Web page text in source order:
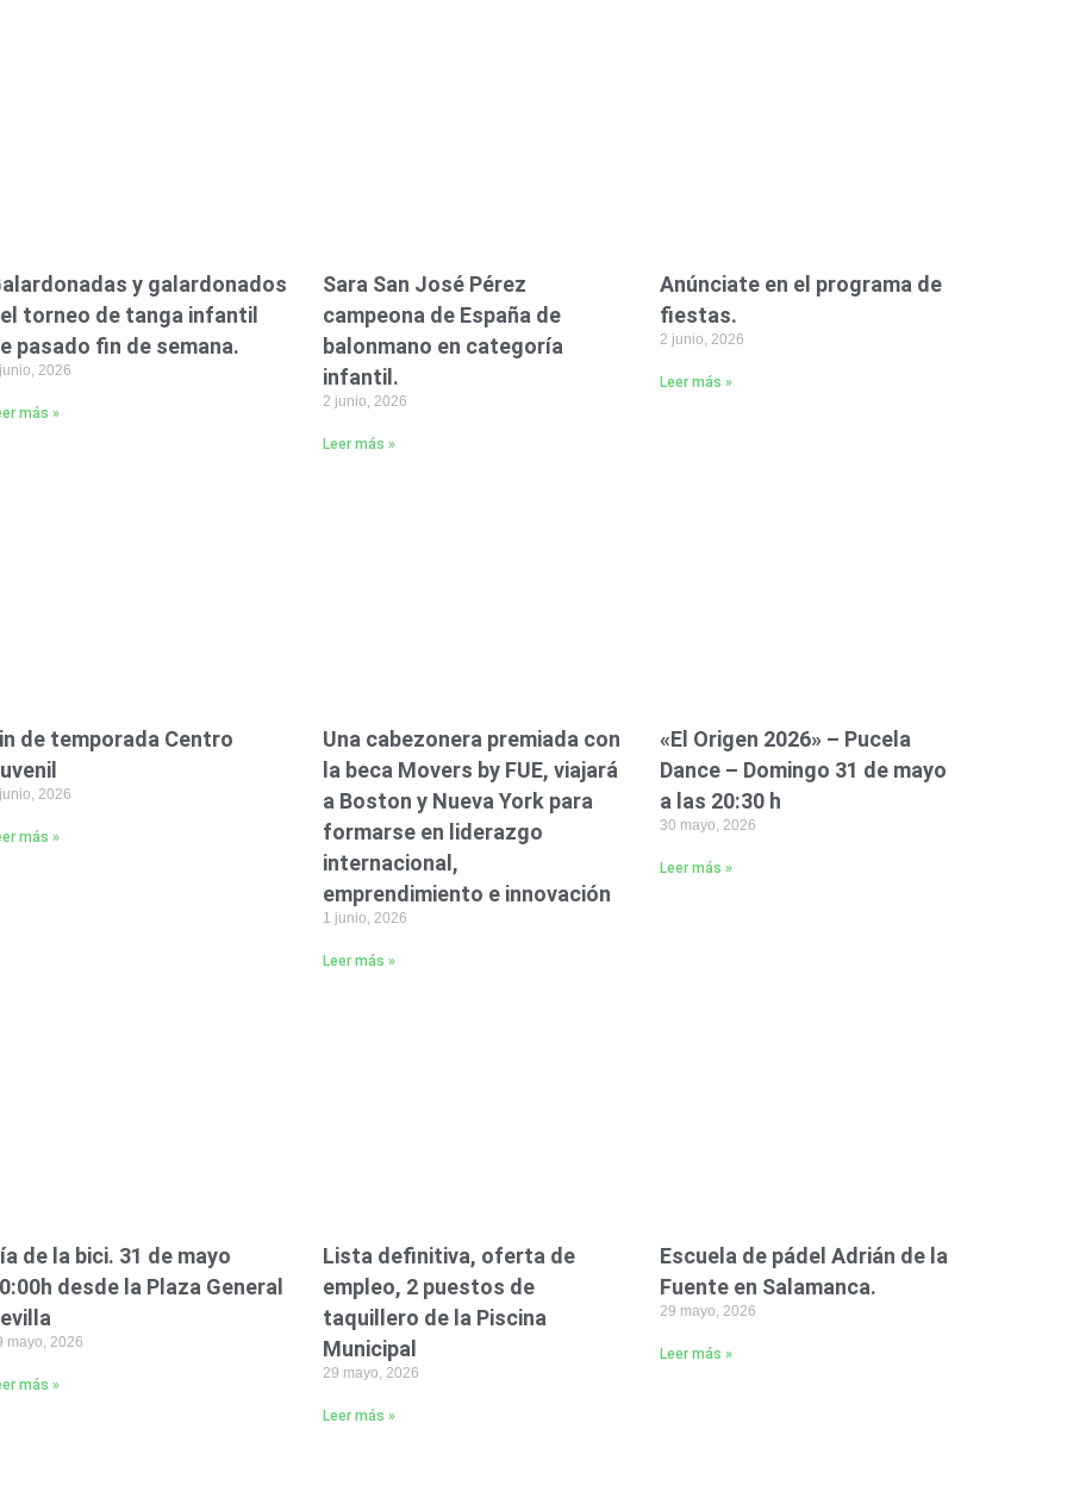
y galardonados
torneo de tanga infantil
pasado fin de semana.
2026
más »
Sara San José Pérez
campeona de España de
balonmano en categoría
infantil.
2 junio, 2026
Leer más »
Anúnciate en el programa de
fiestas.
2 junio, 2026
Leer más »
de temporada Centro
2026
más »
Una cabezonera premiada con
la beca Movers by FUE, viajará
a Boston y Nueva York para
formarse en liderazgo
internacional,
emprendimiento e innovación
1 junio, 2026
Leer más »
«El Origen 2026» – Pucela
Dance – Domingo 31 de mayo
a las 20:30 h
30 mayo, 2026
Leer más »
de la bici. 31 de mayo
desde la Plaza General
mayo, 2026
más »
Lista definitiva, oferta de
empleo, 2 puestos de
taquillero de la Piscina
Municipal
29 mayo, 2026
Leer más »
Escuela de pádel Adrián de la
Fuente en Salamanca.
29 mayo, 2026
Leer más »